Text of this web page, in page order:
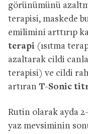
görünümünü
terapisi, maskede
emilimini arttırıp
terapi (ısıtma
azaltarak cildi
terapisi) ve cildi
artıran T-Sonic
Rutin olarak ayda 2-
yaz mevsiminin